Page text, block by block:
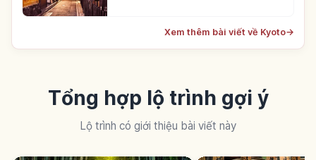
Xem thêm bài viết về Kyoto→
Tổng hợp lộ trình gợi ý
Lộ trình có giới thiệu bài viết này